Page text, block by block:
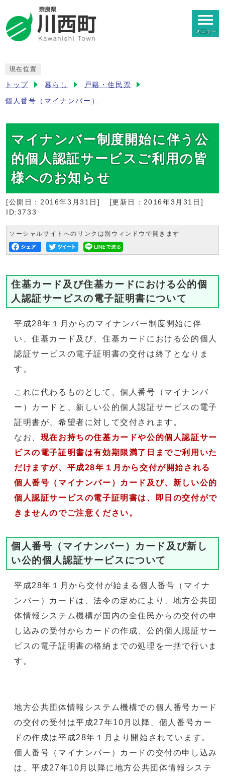
メニュー
現在位置
トップ 暮らし 戸籍・住民票
個人番号（マイナンバー）
マイナンバー制度開始に伴う公
的個人認証サービスご利用の皆
様へのお知らせ
[公開日： 2016年3月31日 ] [更新日： 2016年3月31日 ]
ID:3733
ソーシャルサイトへのリンクは別ウィンドウで開きます
住基カード及び住基カードにおける公的個
人認証サービスの電子証明書について
平成28年１月からのマイナンバー制度開始に伴
い、住基カード及び、住基カードにおける公的個人
認証サービスの電子証明書の交付は終了となりま
す。
これに代わるものとして、個人番号（マイナンバ
ー）カードと、新しい公的個人認証サービスの電子
証明書が、希望者に対して交付されます。
なお、 現在お持ちの住基カードや公的個人認証サー
ビスの電子証明書は有効期限満了日までご利用いた
だけますが、平成28年１月から交付が開始される
個人番号（マイナンバー）カード及び、新しい公的
個人認証サービスの電子証明書は、即日の交付がで
きませんのでご注意ください。
個人番号（マイナンバー）カード及び新し
い公的個人認証サービスについて
平成28年１月から交付が始まる個人番号（マイナ
ンバー）カードは、法令の定めにより、地方公共団
体情報システム機構が国内の全住民からの交付の申
し込みの受付からカードの作成、公的個人認証サー
ビスの電子証明書の格納までの処理を一括で行いま
す。
地方公共団体情報システム機構での個人番号カード
の交付の受付は平成27年10月以降、個人番号カー
ドの作成は平成28年１月より開始されています。
個人番号（マイナンバー）カードの交付の申し込み
は、平成27年10月以降に地方公共団体情報システ